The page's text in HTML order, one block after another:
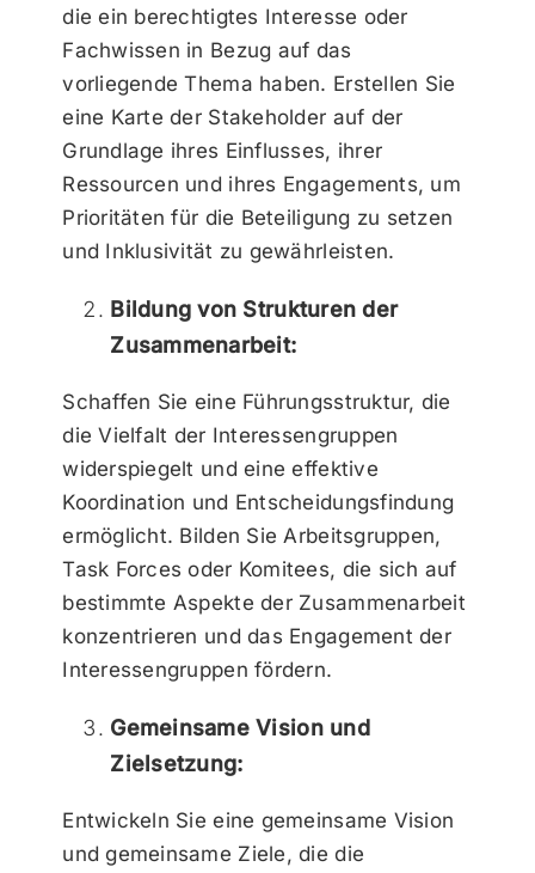
die ein berechtigtes Interesse oder
Fachwissen in Bezug auf das
vorliegende Thema haben. Erstellen Sie
eine Karte der Stakeholder auf der
Grundlage ihres Einflusses, ihrer
Ressourcen und ihres Engagements, um
Prioritäten für die Beteiligung zu setzen
und Inklusivität zu gewährleisten.
Bildung von Strukturen der
Zusammenarbeit:
Schaffen Sie eine Führungsstruktur, die
die Vielfalt der Interessengruppen
widerspiegelt und eine effektive
Koordination und Entscheidungsfindung
ermöglicht. Bilden Sie Arbeitsgruppen,
Task Forces oder Komitees, die sich auf
bestimmte Aspekte der Zusammenarbeit
konzentrieren und das Engagement der
Interessengruppen fördern.
Gemeinsame Vision und
Zielsetzung:
Entwickeln Sie eine gemeinsame Vision
und gemeinsame Ziele, die die